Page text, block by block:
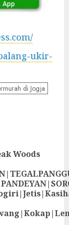
ukir-
di Jogja
Woods